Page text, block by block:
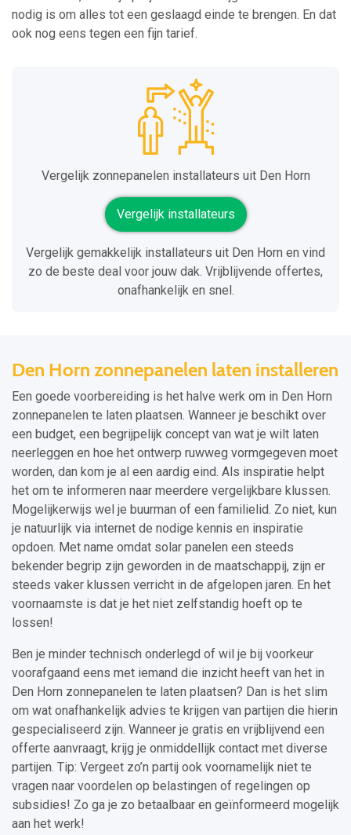
nodig is om alles tot een geslaagd einde te brengen. En dat
ook nog eens tegen een fijn tarief.
Vergelijk zonnepanelen installateurs uit Den Horn
Vergelijk installateurs
Vergelijk gemakkelijk installateurs uit Den Horn en vind
zo de beste deal voor jouw dak. Vrijblijvende offertes,
onafhankelijk en snel.
Den Horn zonnepanelen laten installeren
Een goede voorbereiding is het halve werk om in Den Horn
zonnepanelen te laten plaatsen. Wanneer je beschikt over
een budget, een begrijpelijk concept van wat je wilt laten
neerleggen en hoe het ontwerp ruwweg vormgegeven moet
worden, dan kom je al een aardig eind. Als inspiratie helpt
het om te informeren naar meerdere vergelijkbare klussen.
Mogelijkerwijs wel je buurman of een familielid. Zo niet, kun
je natuurlijk via internet de nodige kennis en inspiratie
opdoen. Met name omdat solar panelen een steeds
bekender begrip zijn geworden in de maatschappij, zijn er
steeds vaker klussen verricht in de afgelopen jaren. En het
voornaamste is dat je het niet zelfstandig hoeft op te
lossen!
Ben je minder technisch onderlegd of wil je bij voorkeur
voorafgaand eens met iemand die inzicht heeft van het in
Den Horn zonnepanelen te laten plaatsen? Dan is het slim
om wat onafhankelijk advies te krijgen van partijen die hierin
gespecialiseerd zijn. Wanneer je gratis en vrijblijvend een
offerte aanvraagt, krijg je onmiddellijk contact met diverse
partijen. Tip: Vergeet zo’n partij ook voornamelijk niet te
vragen naar voordelen op belastingen of regelingen op
subsidies! Zo ga je zo betaalbaar en geïnformeerd mogelijk
aan het werk!